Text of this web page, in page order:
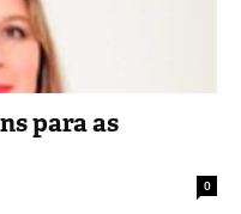
para as
0